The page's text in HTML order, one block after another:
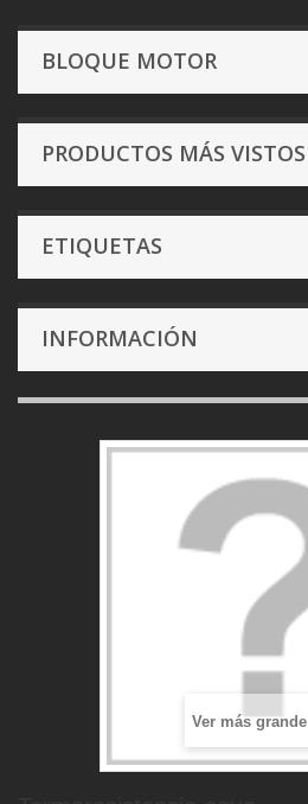
BLOQUE MOTOR
PRODUCTOS MÁS VISTOS
ETIQUETAS
INFORMACIÓN
Ver más grande